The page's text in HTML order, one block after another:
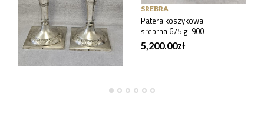
SREBRA
Para świeczników
srebrnych 2 ćw. XIX w.
511 g.
4,900.00
SREBRA
Patera koszykowa
srebrna 675 g. 900
5,200.00zł